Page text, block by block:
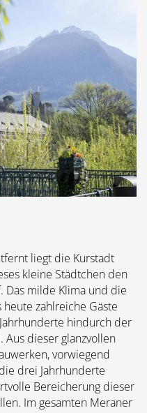
liegt die Kurstadt
kleine Städtchen den
Das milde Klima und die
zahlreiche Gäste
hindurch der
dieser glanzvollen
vorwiegend
drei Jahrhunderte
Bereicherung dieser
Im gesamten Meraner